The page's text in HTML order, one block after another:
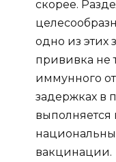
скорее.
одно из этих
прививка не
иммунного
задержках в
выполняется
вакцинации.